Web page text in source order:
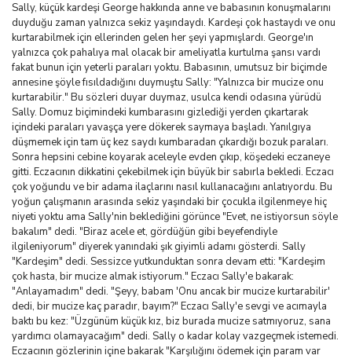
Sally, küçük kardeşi George hakkında anne ve babasının konuşmalarını
duyduğu zaman yalnızca sekiz yaşındaydı. Kardeşi çok hastaydı ve onu
kurtarabilmek için ellerinden gelen her şeyi yapmışlardı. George'ın
yalnızca çok pahalıya mal olacak bir ameliyatla kurtulma şansı vardı
fakat bunun için yeterli paraları yoktu. Babasının, umutsuz bir biçimde
annesine şöyle fısıldadığını duymuştu Sally: "Yalnızca bir mucize onu
kurtarabilir." Bu sözleri duyar duymaz, usulca kendi odasına yürüdü
Sally. Domuz biçimindeki kumbarasını gizlediği yerden çıkartarak
içindeki paraları yavaşça yere dökerek saymaya başladı. Yanılgıya
düşmemek için tam üç kez saydı kumbaradan çıkardığı bozuk paraları.
Sonra hepsini cebine koyarak aceleyle evden çıkıp, köşedeki eczaneye
gitti. Eczacının dikkatini çekebilmek için büyük bir sabırla bekledi. Eczacı
çok yoğundu ve bir adama ilaçlarını nasıl kullanacağını anlatıyordu. Bu
yoğun çalışmanın arasında sekiz yaşındaki bir çocukla ilgilenmeye hiç
niyeti yoktu ama Sally'nin beklediğini görünce "Evet, ne istiyorsun söyle
bakalım" dedi. "Biraz acele et, gördüğün gibi beyefendiyle
ilgileniyorum" diyerek yanındaki şık giyimli adamı gösterdi. Sally
"Kardeşim" dedi. Sessizce yutkunduktan sonra devam etti: "Kardeşim
çok hasta, bir mucize almak istiyorum." Eczacı Sally'e bakarak:
"Anlayamadım" dedi. "Şeyy, babam 'Onu ancak bir mucize kurtarabilir'
dedi, bir mucize kaç paradır, bayım?" Eczacı Sally'e sevgi ve acımayla
baktı bu kez: "Üzgünüm küçük kız, biz burada mucize satmıyoruz, sana
yardımcı olamayacağım" dedi. Sally o kadar kolay vazgeçmek istemedi.
Eczacının gözlerinin içine bakarak "Karşılığını ödemek için param var